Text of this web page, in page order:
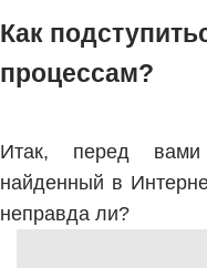
Как
процессам?
Итак, перед вами
найденный в
неправда ли?